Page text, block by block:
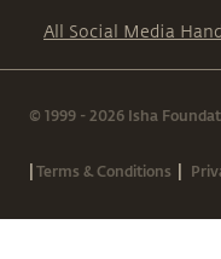
All Social Media
© 1999 - 2026 Isha
|Terms & Conditions |